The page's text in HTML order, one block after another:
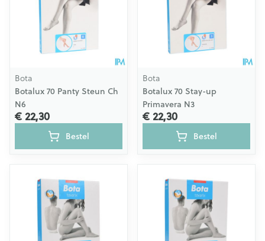
Bota
Botalux 70 Panty Steun Ch
N6
€ 22,30
Bestel
Bota
Botalux 70 Stay-up
Primavera N3
€ 22,30
Bestel